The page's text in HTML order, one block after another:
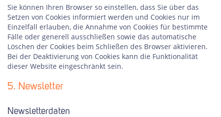
Sie können Ihren Browser so einstellen, dass Sie über das
Setzen von Cookies informiert werden und Cookies nur im
Einzelfall erlauben, die Annahme von Cookies für bestimmte
Fälle oder generell ausschließen sowie das automatische
Löschen der Cookies beim Schließen des Browser aktivieren.
Bei der Deaktivierung von Cookies kann die Funktionalität
dieser Website eingeschränkt sein.
5. Newsletter
Newsletterdaten